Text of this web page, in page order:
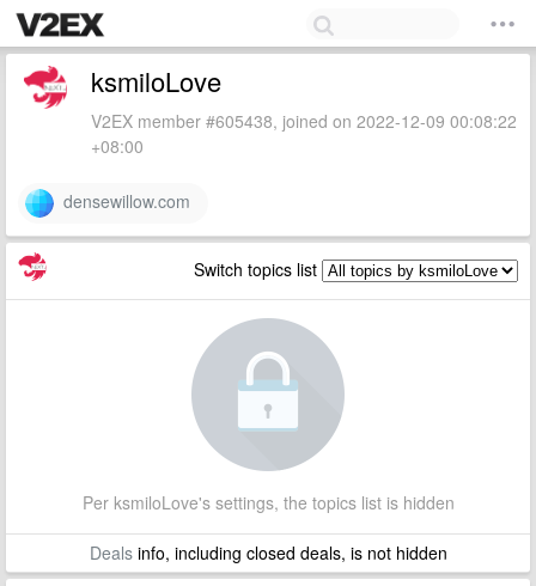
ksmiloLove
V2EX member #605438, joined on 2022-12-09 00:08:22
+08:00
densewillow.com
Switch topics list
Per ksmiloLove's settings, the topics list is hidden
Dealsinfo, including closed deals, is not hidden